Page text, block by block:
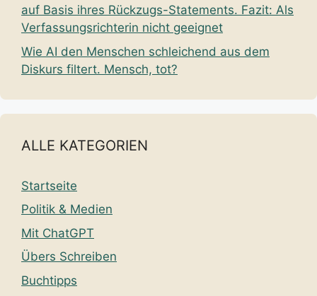
auf Basis ihres Rückzugs-Statements. Fazit: Als
Verfassungsrichterin nicht geeignet
Wie AI den Menschen schleichend aus dem
Diskurs filtert. Mensch, tot?
ALLE KATEGORIEN
Startseite
Politik & Medien
Mit ChatGPT
Übers Schreiben
Buchtipps